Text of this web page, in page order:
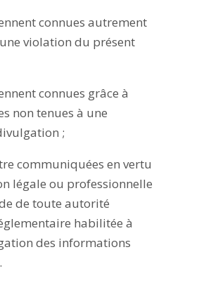
connues autrement
violation du présent
connues grâce à
non tenues à une
;
communiquées en vertu
légale ou professionnelle
de toute autorité
habilitée à
des informations